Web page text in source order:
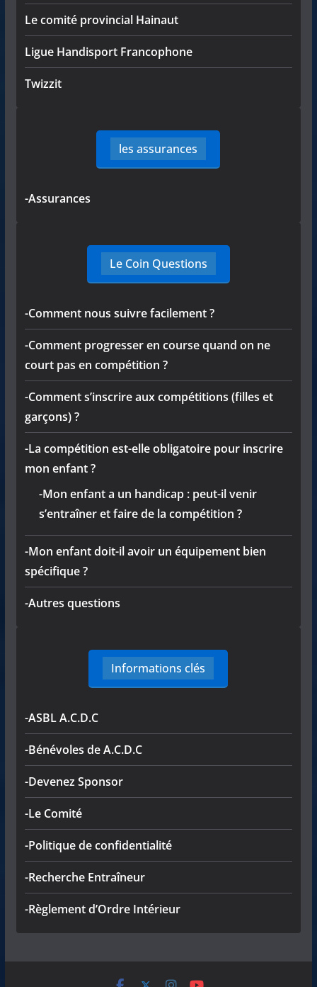
Le comité provincial Hainaut
Ligue Handisport Francophone
Twizzit
les assurances
-Assurances
Le Coin Questions
-Comment nous suivre facilement ?
-Comment progresser en course quand on ne
court pas en compétition ?
-Comment s’inscrire aux compétitions (filles et
garçons) ?
-La compétition est-elle obligatoire pour inscrire
mon enfant ?
-Mon enfant a un handicap : peut-il venir
s’entraîner et faire de la compétition ?
-Mon enfant doit-il avoir un équipement bien
spécifique ?
-Autres questions
Informations clés
-ASBL A.C.D.C
-Bénévoles de A.C.D.C
-Devenez Sponsor
-Le Comité
-Politique de confidentialité
-Recherche Entraîneur
-Règlement d’Ordre Intérieur